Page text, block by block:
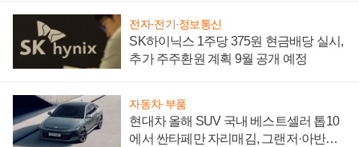
전자·전기·정보통신
SK하이닉스 1주당 375원 현금배당 실시,
추가 주주환원 계획 9월 공개 예정
자동차·부품
현대차 올해 SUV 국내 베스트셀러 톱10
에서 싼타페만 자리매김, 그랜저·아반떼